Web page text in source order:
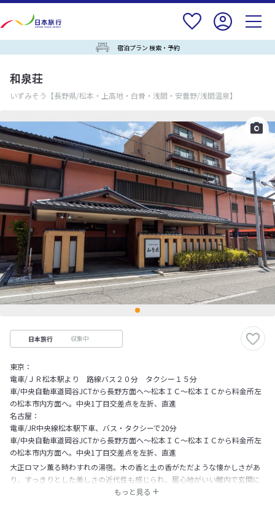
宿泊プラン 検索・予約
和泉荘
いずみそう 【長野県/松本・上高地・白骨・浅間・安曇野/浅間温泉】
日本旅行 収集中
東京：
電車/ＪＲ松本駅より 路線バス２０分 タクシー１５分
車/中央自動車道岡谷JCTから長野方面へ～松本ＩＣ～松本ＩＣから料金所左
の松本市内方面へ。中央1丁目交差点を左折、直進
名古屋：
電車/JR中央線松本駅下車、バス・タクシーで20分
車/中央自動車道岡谷JCTから長野方面へ～松本ＩＣ～松本ＩＣから料金所左
の松本市内方面へ。中央1丁目交差点を左折、直進
もっと見る
大正ロマン薫る時わすれの湯宿。木の香と土の香がただような懐かしさがあ
り、すっきりとした美しさの近代性も感じられ、居心地がいい館内で玄関に
並ぶ下駄と二重になった格子戸、幾何学的なデザインをほどこした壁、伝統